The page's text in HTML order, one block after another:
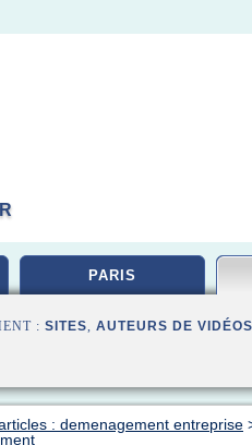
PARIS
: SITES, AUTEURS DE VIDÉOS
: demenagement entreprise